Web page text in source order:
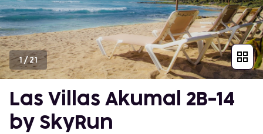
1/21
Las Villas Akumal 2B-14
by SkyRun